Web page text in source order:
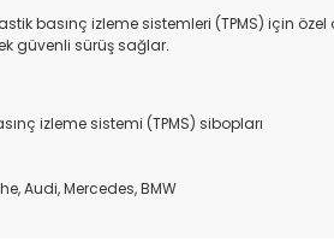
basınç izleme sistemleri (TPMS) için
güvenli sürüş sağlar.
izleme sistemi (TPMS) sibopları
Audi, Mercedes, BMW